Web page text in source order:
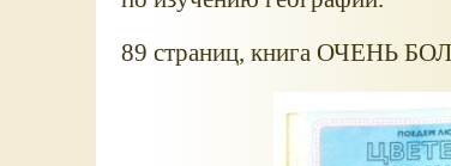
89 страниц, книга ОЧЕНЬ